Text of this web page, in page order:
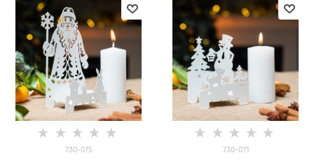
730-075 730-071